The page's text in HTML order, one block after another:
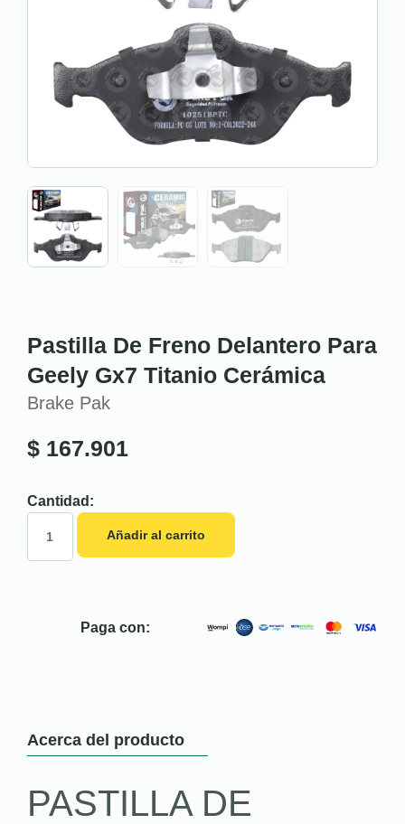
Pastilla De Freno Delantero Para
Geely Gx7 Titanio Cerámica
Brake Pak
$ 167.901
Cantidad:
Añadir al carrito
Paga con:
Acerca del producto
PASTILLA DE